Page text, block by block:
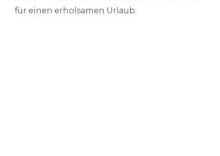
für einen erholsamen Urlaub.